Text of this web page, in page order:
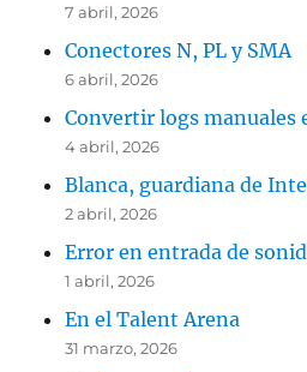
7 abril, 2026
Conectores N, PL y SMA
6 abril, 2026
Convertir logs manuales
4 abril, 2026
Blanca, guardiana de
2 abril, 2026
Error en entrada de
1 abril, 2026
En el Talent Arena
31 marzo, 2026